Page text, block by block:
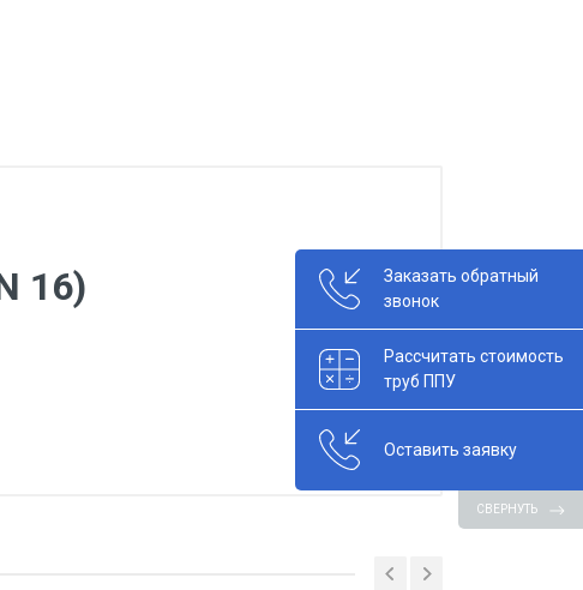
16)
Заказать обратный
звонок
Рассчитать стоимость
труб ППУ
Оставить заявку
СВЕРНУТЬ